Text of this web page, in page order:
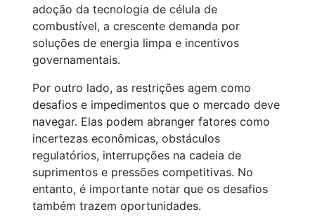
adoção da tecnologia de célula de
combustível, a crescente demanda por
soluções de energia limpa e incentivos
governamentais.
Por outro lado, as restrições agem como
desafios e impedimentos que o mercado deve
navegar. Elas podem abranger fatores como
incertezas econômicas, obstáculos
regulatórios, interrupções na cadeia de
suprimentos e pressões competitivas. No
entanto, é importante notar que os desafios
também trazem oportunidades.